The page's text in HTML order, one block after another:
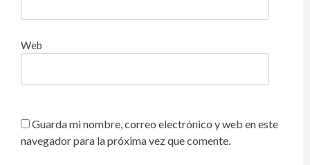
Web
Guarda mi nombre, correo electrónico y web en este
navegador para la próxima vez que comente.